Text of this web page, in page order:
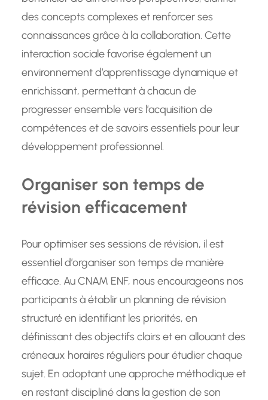
des concepts complexes et renforcer ses
connaissances grâce à la collaboration. Cette
interaction sociale favorise également un
environnement d’apprentissage dynamique et
enrichissant, permettant à chacun de
progresser ensemble vers l’acquisition de
compétences et de savoirs essentiels pour leur
développement professionnel.
Organiser son temps de
révision efficacement
Pour optimiser ses sessions de révision, il est
essentiel d’organiser son temps de manière
efficace. Au CNAM ENF, nous encourageons nos
participants à établir un planning de révision
structuré en identifiant les priorités, en
définissant des objectifs clairs et en allouant des
créneaux horaires réguliers pour étudier chaque
sujet. En adoptant une approche méthodique et
en restant discipliné dans la gestion de son